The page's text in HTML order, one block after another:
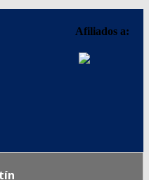
Afiliados a: